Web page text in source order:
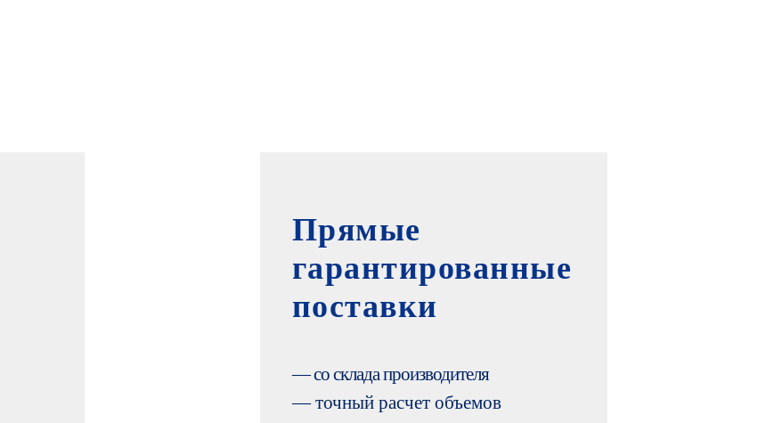
Прямые
гарантированные
поставки
— со склада производителя
— точный расчет объемов